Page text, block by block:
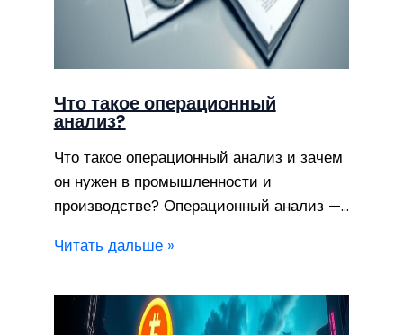
Что такое операционный
анализ?
Что такое операционный анализ и зачем
он нужен в промышленности и
производстве? Операционный анализ —…
Читать дальше »